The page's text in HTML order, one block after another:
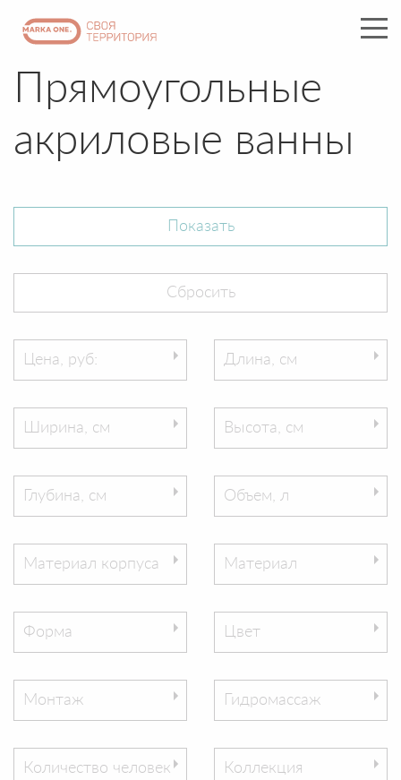
Прямоугольные
акриловые ванны
Цена, руб: Длина, см
Ширина, см Высота, см
Глубина, см Объем, л
Материал корпуса Материал
Форма Цвет
Монтаж Гидромассаж
Количество человек Коллекция